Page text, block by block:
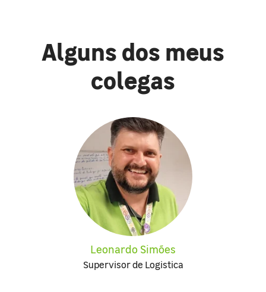
Alguns dos meus
colegas
Leonardo Simões
Supervisor de Logistica